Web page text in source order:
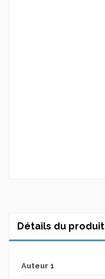
Détails du produit
Auteur 1